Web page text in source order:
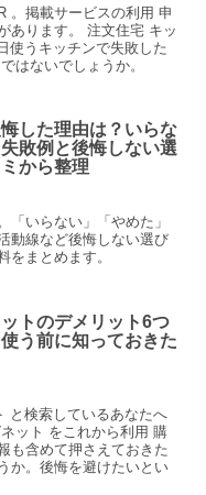
。掲載サービスの利用 申
あります。 注文住宅 キッ
使うキッチンで失敗した
はないでしょうか。
した理由は？いらな
敗例と後悔しない選
から整理
「いらない」「やめた」
動線など後悔しない選び
をまとめます。
トのデメリット6つ
使う前に知っておきた
と検索しているあなたへ
ット をこれから利用 購
も含めて押さえておきた
か。後悔を避けたいとい